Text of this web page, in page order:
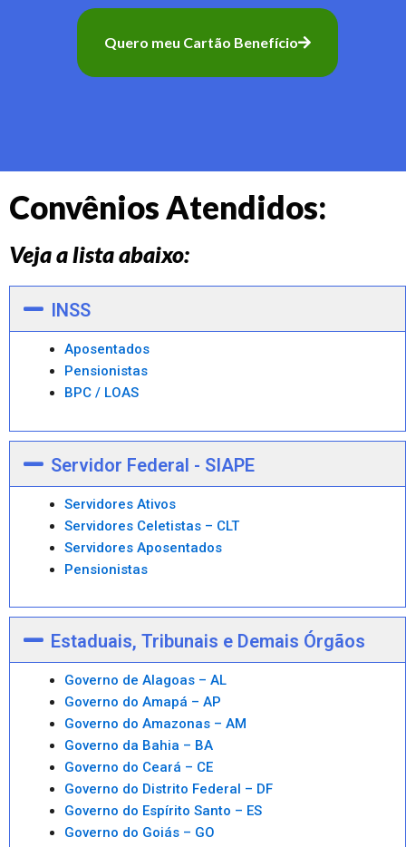
Quero meu Cartão Benefício
Convênios Atendidos:
Veja a lista abaixo:
INSS
Aposentados
Pensionistas
BPC / LOAS
Servidor Federal - SIAPE
Servidores Ativos
Servidores Celetistas – CLT
Servidores Aposentados
Pensionistas
Estaduais, Tribunais e Demais Órgãos
Governo de Alagoas – AL
Governo do Amapá – AP
Governo do Amazonas – AM
Governo da Bahia – BA
Governo do Ceará – CE
Governo do Distrito Federal – DF
Governo do Espírito Santo – ES
Governo do Goiás – GO